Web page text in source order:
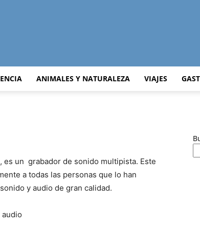
Curiosidades
ANIMALES Y NATURALEZA VIAJES
un grabador de sonido multipista. Este
a todas las personas que lo han
y audio de gran calidad.